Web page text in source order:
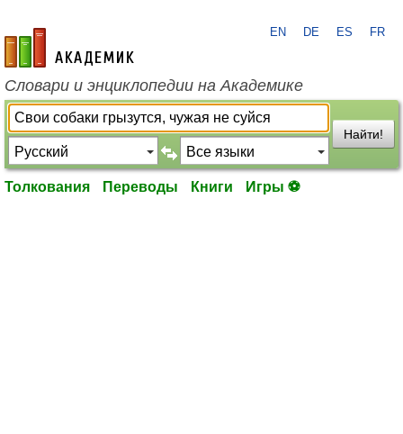
academic.ru
EN DE ES FR
Словари и энциклопедии на Академике
Найти!
Толкования Переводы Книги Игры ⚽